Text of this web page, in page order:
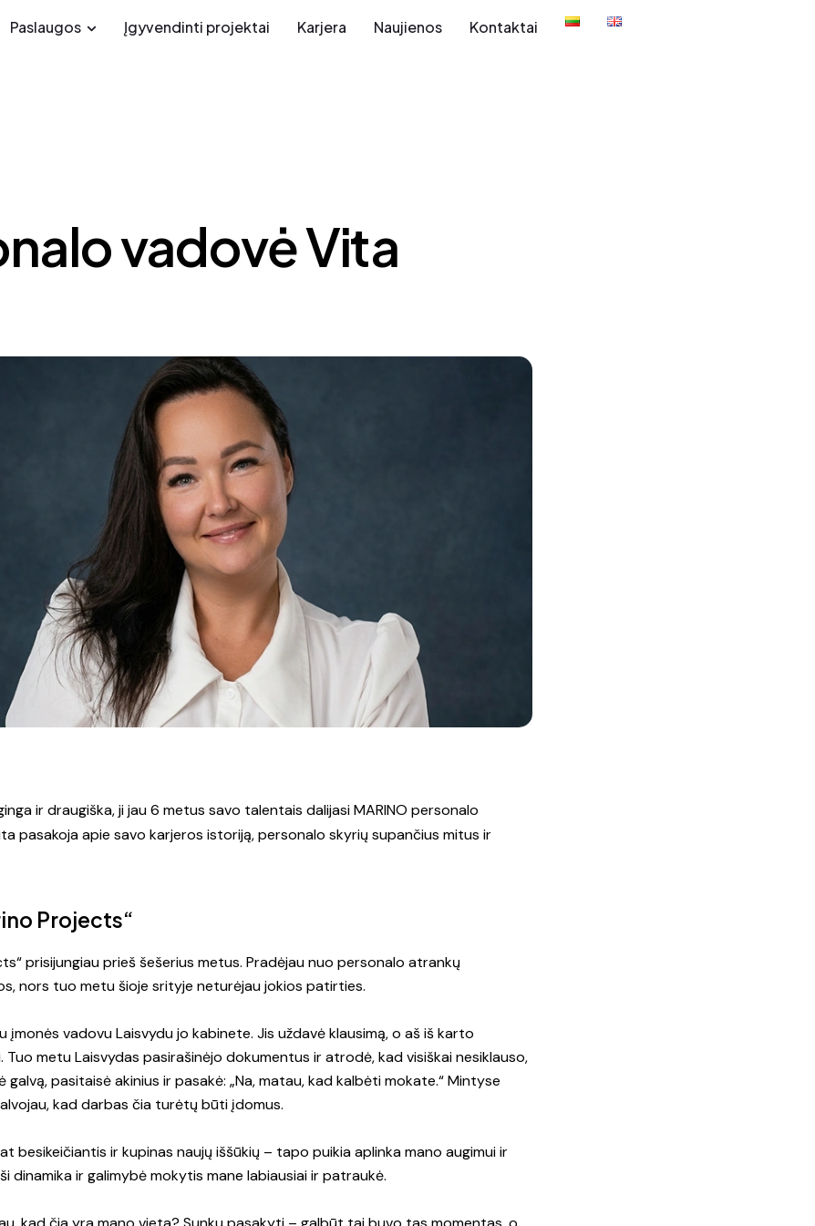
Paslaugos Įgyvendinti projektai Karjera Naujienos Kontaktai
vadovė Vita
ir draugiška, ji jau 6 metus savo talentais dalijasi MARINO personalo
pasakoja apie savo karjeros istoriją, personalo skyrių supančius mitus ir
Projects“
prisijungiau prieš šešerius metus. Pradėjau nuo personalo atrankų
nors tuo metu šioje srityje neturėjau jokios patirties.
įmonės vadovu Laisvydu jo kabinete. Jis uždavė klausimą, o aš iš karto
metu Laisvydas pasirašinėjo dokumentus ir atrodė, kad visiškai nesiklauso,
galvą, pasitaisė akinius ir pasakė: „Na, matau, kad kalbėti mokate.“ Mintyse
kad darbas čia turėtų būti įdomus.
besikeičiantis ir kupinas naujų iššūkių – tapo puikia aplinka mano augimui ir
dinamika ir galimybė mokytis mane labiausiai ir patraukė.